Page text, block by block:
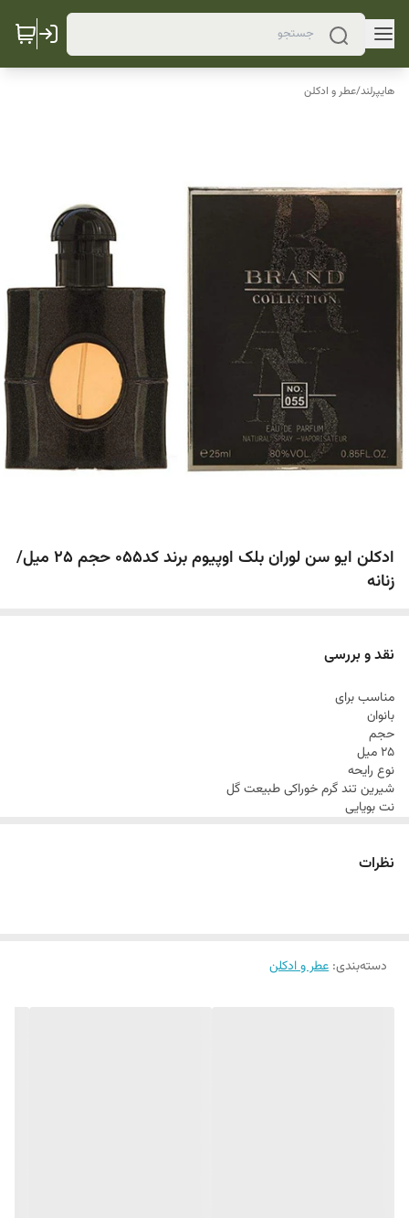
هایپرلند/عطر و ادکلن
ادکلن ایو سن لوران بلک اوپیوم برند کد055 حجم 25 میل/
زنانه
نقد و بررسی
مناسب برای
بانوان
حجم
25 میل
نوع رایحه
شیرین تند گرم خوراکی طبیعت گل
نت بویایی
مشابه رایحه‌ی ادو پرفیوم زنانه ایو سن لوران مدل Black Opium
نظرات
دسته‌بندی: عطر و ادکلن